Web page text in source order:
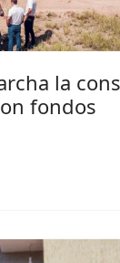
la
fondos